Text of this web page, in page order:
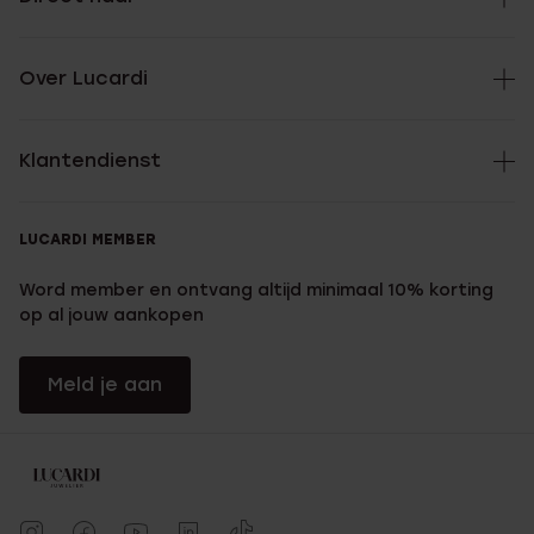
Over Lucardi
Klantendienst
LUCARDI MEMBER
Word member en ontvang altijd minimaal 10% korting
op al jouw aankopen
Meld je aan